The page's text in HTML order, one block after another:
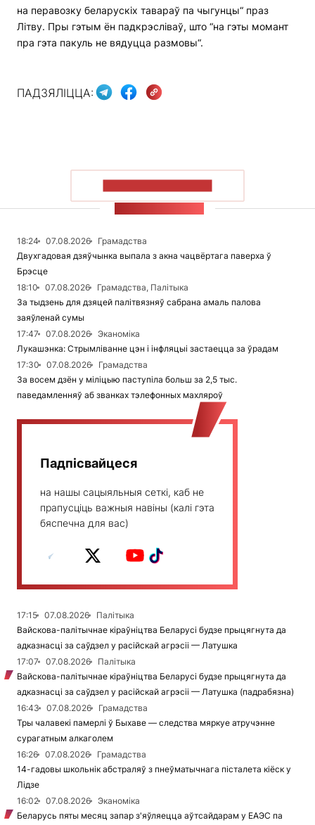
на перавозку беларускіх тавараў па чыгунцы“ праз
Літву. Пры гэтым ён падкрэсліваў, што “на гэты момант
пра гэта пакуль не вядуцца размовы“.
ПАДЗЯЛІЦЦА:
18:24 07.08.2026
Грамадства
Двухгадовая дзяўчынка выпала з акна чацвёртага паверха ў
Брэсце
18:10
07.08.2026
Грамадства, Палітыка
За тыдзень для дзяцей палітвязняў сабрана амаль палова
заяўленай сумы
17:47
07.08.2026
Эканоміка
Лукашэнка: Стрымліванне цэн і інфляцыі застаецца за ўрадам
17:30
07.08.2026
Грамадства
За восем дзён у міліцыю паступіла больш за 2,5 тыс.
паведамленняў аб званках тэлефонных махляроў
Падпісвайцеся
на нашы сацыяльныя сеткі, каб не
прапусціць важныя навіны (калі гэта
бяспечна для вас)
17:15 07.08.2026
Палітыка
Вайскова-палітычнае кіраўніцтва Беларусі будзе прыцягнута да
адказнасці за саўдзел у расійскай агрэсіі — Латушка
17:07
07.08.2026
Палітыка
Вайскова-палітычнае кіраўніцтва Беларусі будзе прыцягнута да
адказнасці за саўдзел у расійскай агрэсіі — Латушка (падрабязна)
16:43
07.08.2026
Грамадства
Тры чалавекі памерлі ў Быхаве — следства мяркуе атручэнне
сурагатным алкаголем
16:26
07.08.2026
Грамадства
14-гадовы школьнік абстраляў з пнеўматычнага пісталета кіёск у
Лідзе
16:02
07.08.2026
Эканоміка
Беларусь пяты месяц запар з'яўляецца аўтсайдарам у ЕАЭС па